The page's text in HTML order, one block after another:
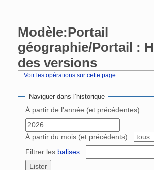
Modèle:Portail
géographie/Portail :
des versions
Voir les opérations sur cette page
Naviguer dans l’historique
À partir de l'année (et précédentes) :
À partir du mois (et précédents) :
Filtrer les balises :